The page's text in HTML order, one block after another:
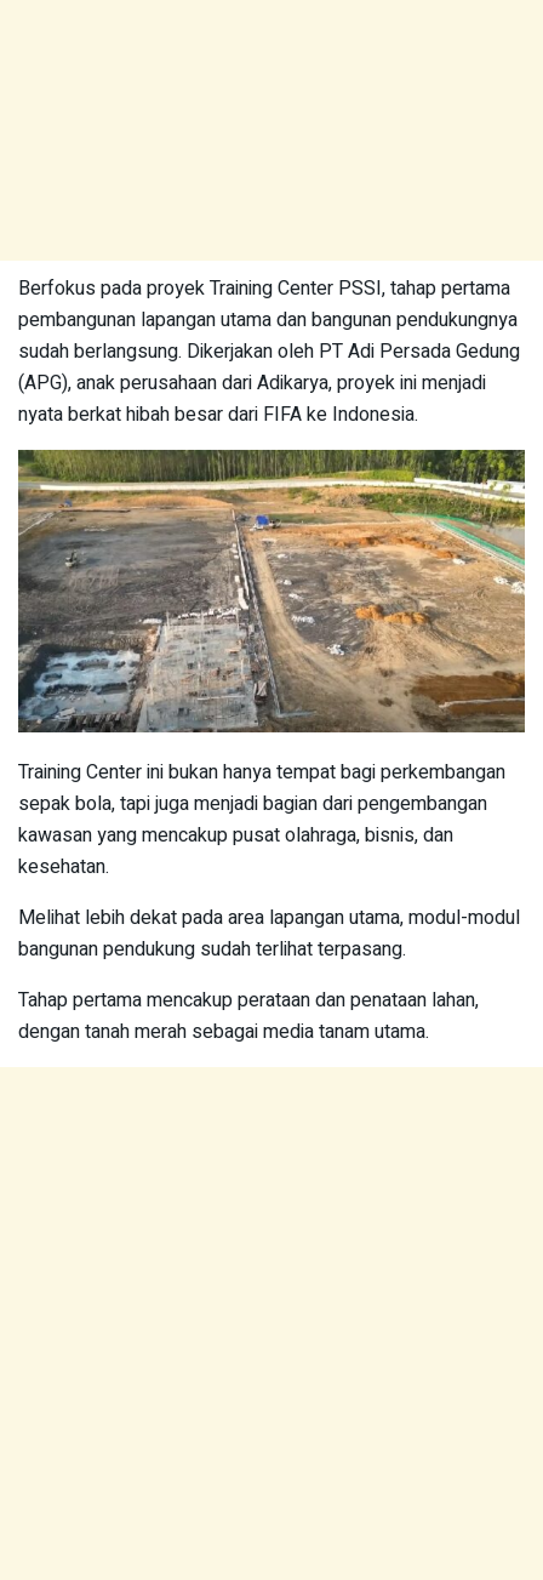
Berfokus pada proyek Training Center PSSI, tahap pertama
pembangunan lapangan utama dan bangunan pendukungnya
sudah berlangsung. Dikerjakan oleh PT Adi Persada Gedung
(APG), anak perusahaan dari Adikarya, proyek ini menjadi
nyata berkat hibah besar dari FIFA ke Indonesia.
Training Center ini bukan hanya tempat bagi perkembangan
sepak bola, tapi juga menjadi bagian dari pengembangan
kawasan yang mencakup pusat olahraga, bisnis, dan
kesehatan.
Melihat lebih dekat pada area lapangan utama, modul-modul
bangunan pendukung sudah terlihat terpasang.
Tahap pertama mencakup perataan dan penataan lahan,
dengan tanah merah sebagai media tanam utama.